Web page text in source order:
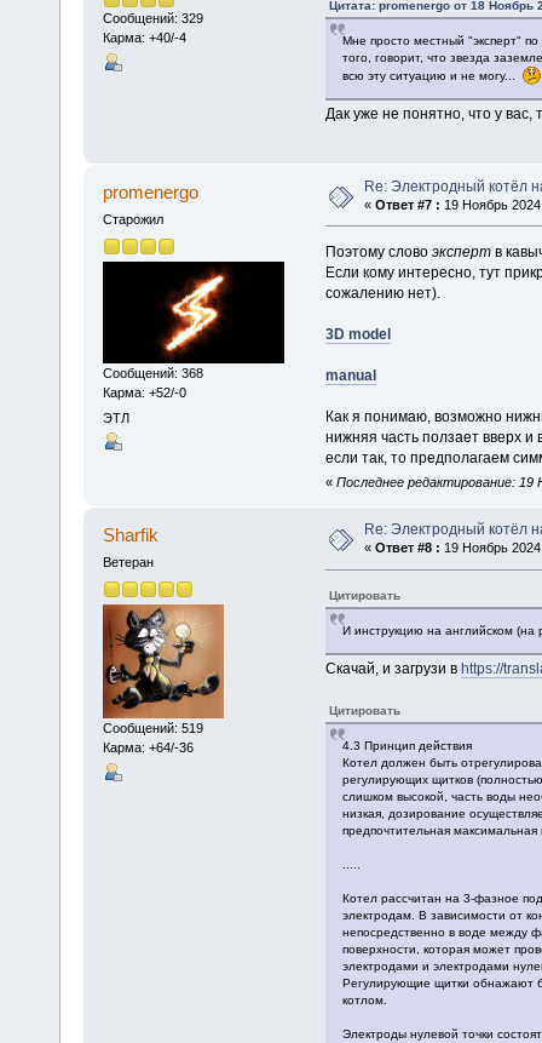
Сообщений: 329
Карма: +40/-4
Цитата: promenergo от 18 Ноябрь
Мне просто местный "эксперт"
того, говорит, что звезда
всю эту ситуацию и не могу...
Дак уже не понятно, что у вас,
promenergo
Старожил
Сообщений: 368
Карма: +52/-0
ЭТЛ
Re: Электродный котёл
« Ответ #7 : 19 Ноябрь
Поэтому слово эксперт в
Если кому интересно, тут
сожалению нет).
3D model
manual
Как я понимаю, возможно
нижняя часть ползает вверх
если так, то предполагаем
« Последнее редактирование: 19
Sharfik
Ветеран
Сообщений: 519
Карма: +64/-36
Re: Электродный котёл
« Ответ #8 : 19 Ноябрь
Цитировать
И инструкцию на английском (на
Скачай, и загрузи в https://
Цитировать
4.3 Принцип действия
Котел должен быть
регулирующих щитков
слишком высокой, часть воды
низкая, дозирование
предпочтительная
Котел рассчитан на 3-фазное
электродам. В зависимости от
непосредственно в воде между
поверхности, которая может
электродами и электродами
Регулирующие щитки обнажают
котлом.
Электроды нулевой точки